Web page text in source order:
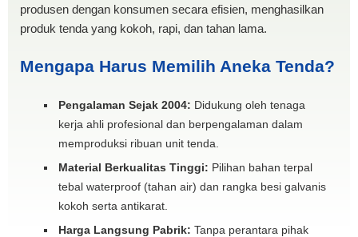
produsen dengan konsumen secara efisien, menghasilkan
produk tenda yang kokoh, rapi, dan tahan lama.
Mengapa Harus Memilih Aneka Tenda?
Pengalaman Sejak 2004: Didukung oleh tenaga
kerja ahli profesional dan berpengalaman dalam
memproduksi ribuan unit tenda.
Material Berkualitas Tinggi: Pilihan bahan terpal
tebal waterproof (tahan air) dan rangka besi galvanis
kokoh serta antikarat.
Harga Langsung Pabrik: Tanpa perantara pihak